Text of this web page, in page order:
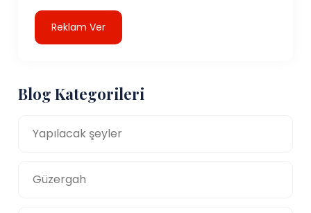
Reklam Ver
Blog Kategorileri
Yapılacak şeyler
Güzergah